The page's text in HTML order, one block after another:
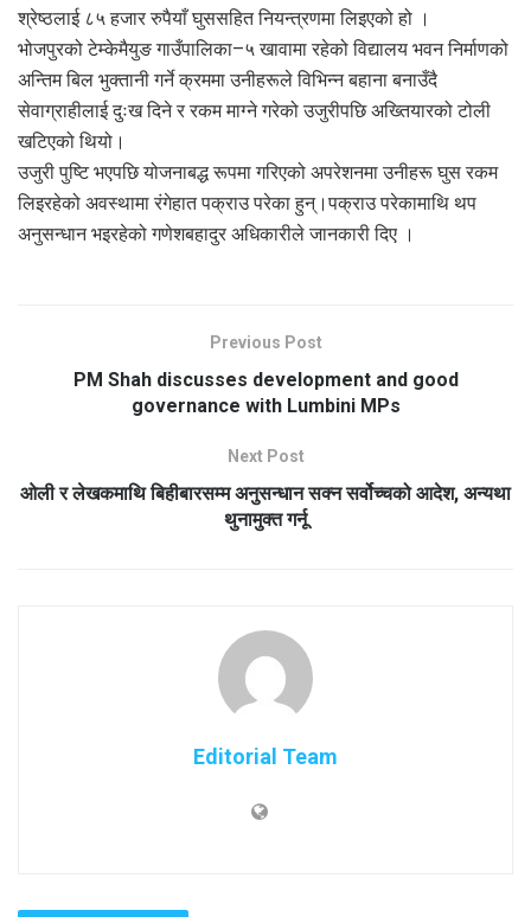
श्रेष्ठलाई ८५ हजार रुपैयाँ घुससहित नियन्त्रणमा लिइएको हो ।
भोजपुरको टेम्केमैयुङ गाउँपालिका–५ खावामा रहेको विद्यालय भवन निर्माणको
अन्तिम बिल भुक्तानी गर्ने क्रममा उनीहरूले विभिन्न बहाना बनाउँदै
सेवाग्राहीलाई दुःख दिने र रकम माग्ने गरेको उजुरीपछि अख्तियारको टोली
खटिएको थियो।
उजुरी पुष्टि भएपछि योजनाबद्ध रूपमा गरिएको अपरेशनमा उनीहरू घुस रकम
लिइरहेको अवस्थामा रंगेहात पक्राउ परेका हुन्।पक्राउ परेकामाथि थप
अनुसन्धान भइरहेको गणेशबहादुर अधिकारीले जानकारी दिए ।
Previous Post
PM Shah discusses development and good
governance with Lumbini MPs
Next Post
ओली र लेखकमाथि बिहीबारसम्म अनुसन्धान सक्न सर्वोच्चको आदेश, अन्यथा
थुनामुक्त गर्नू
Editorial Team